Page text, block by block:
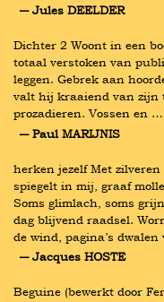
― Jules DEELDER
Dichter 2 Woont in een
totaal verstoken van
leggen. Gebrek aan
valt hij kraaiend van zijn
prozadieren. Vossen en …
― Paul MARIJNIS
herken jezelf Met
spiegelt in mij, graaf
Soms glimlach, soms
dag blijvend raadsel.
de wind, pagina’s
― Jacques HOSTE
Beguine (bewerkt door